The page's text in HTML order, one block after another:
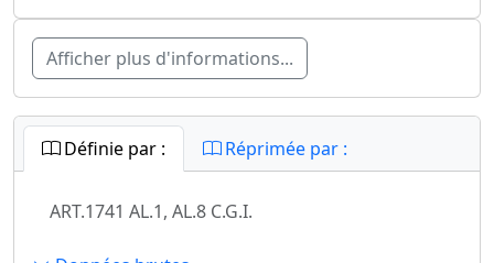
Afficher plus d'informations...
Définie par : Réprimée par :
ART.1741 AL.1, AL.8 C.G.I.